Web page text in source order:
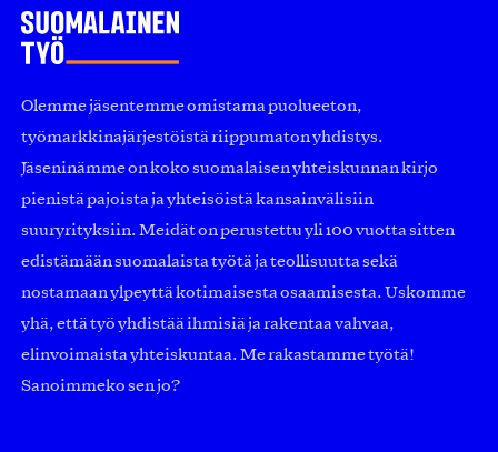
Olemme jäsentemme omistama puolueeton,
työmarkkinajärjestöistä riippumaton yhdistys.
Jäseninämme on koko suomalaisen yhteiskunnan kirjo
pienistä pajoista ja yhteisöistä kansainvälisiin
suuryrityksiin. Meidät on perustettu yli 100 vuotta sitten
edistämään suomalaista työtä ja teollisuutta sekä
nostamaan ylpeyttä kotimaisesta osaamisesta. Uskomme
yhä, että työ yhdistää ihmisiä ja rakentaa vahvaa,
elinvoimaista yhteiskuntaa. Me rakastamme työtä!
Sanoimmeko sen jo?